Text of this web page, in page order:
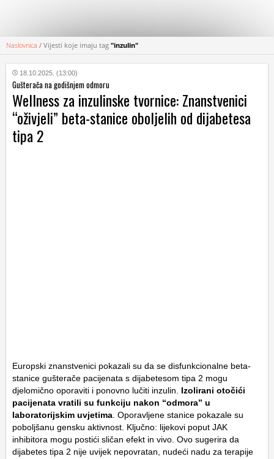
KATEGORIJE
HRVATSKI
WEB
Naslovnica / Vijesti koje imaju tag "inzulin"
18.10.2025. (13:00)
Gušterača na godišnjem odmoru
Wellness za inzulinske tvornice: Znanstvenici
“oživjeli” beta-stanice oboljelih od dijabetesa
tipa 2
Europski znanstvenici pokazali su da se disfunkcionalne beta-
stanice gušterače pacijenata s dijabetesom tipa 2 mogu
djelomično oporaviti i ponovno lučiti inzulin.
Izolirani otočići
pacijenata vratili su funkciju nakon “odmora” u
laboratorijskim uvjetima . Oporavljene stanice pokazale su
poboljšanu gensku aktivnost. Ključno: lijekovi poput JAK
inhibitora mogu postići sličan efekt in vivo . Ovo sugerira da
dijabetes tipa 2 nije uvijek nepovratan, nudeći nadu za terapije